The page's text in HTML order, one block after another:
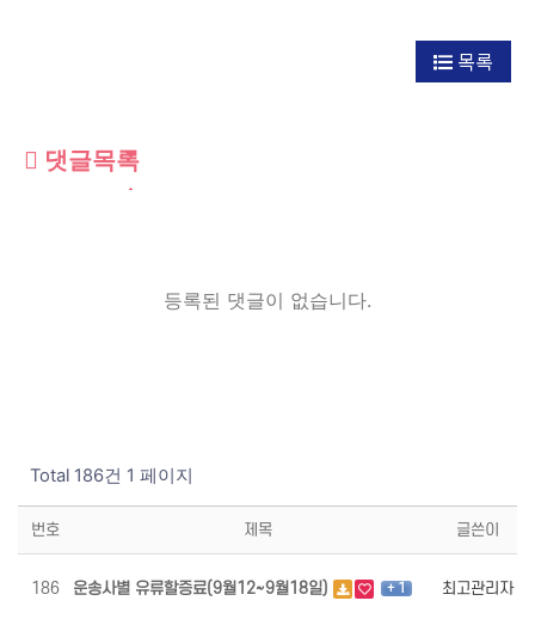
목록
댓글목록
등록된 댓글이 없습니다.
Total 186건 1 페이지
번호 제목 글쓴이
186 운송사별 유류할증료(9월12~9월18일) + 1 최고관리자